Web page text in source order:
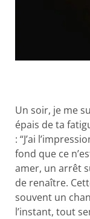
Un soir, je me
épais de ta
: “J’ai
fond que ce
amer, un arrêt
de renaître.
souvent un
l’instant, tout